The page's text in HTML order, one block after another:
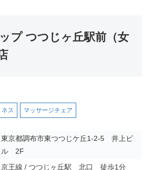
プ つつじヶ丘駅前（女
ス マッサージチェア
東京都調布市東つつじケ丘1-2-5 井上ビ
ル 2F
京王線 / つつじヶ丘駅 北口 徒歩1分